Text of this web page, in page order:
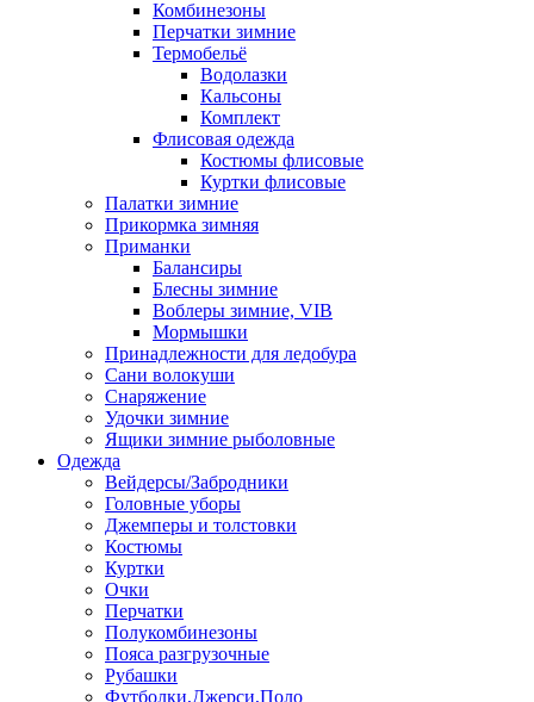
Комбинезоны
Перчатки зимние
Термобельё
Водолазки
Кальсоны
Комплект
Флисовая одежда
Костюмы флисовые
Куртки флисовые
Палатки зимние
Прикормка зимняя
Приманки
Балансиры
Блесны зимние
Воблеры зимние, VIB
Мормышки
Принадлежности для ледобура
Сани волокуши
Снаряжение
Удочки зимние
Ящики зимние рыболовные
Одежда
Вейдерсы/Забродники
Головные уборы
Джемперы и толстовки
Костюмы
Куртки
Очки
Перчатки
Полукомбинезоны
Пояса разгрузочные
Рубашки
Футболки,Джерси,Поло